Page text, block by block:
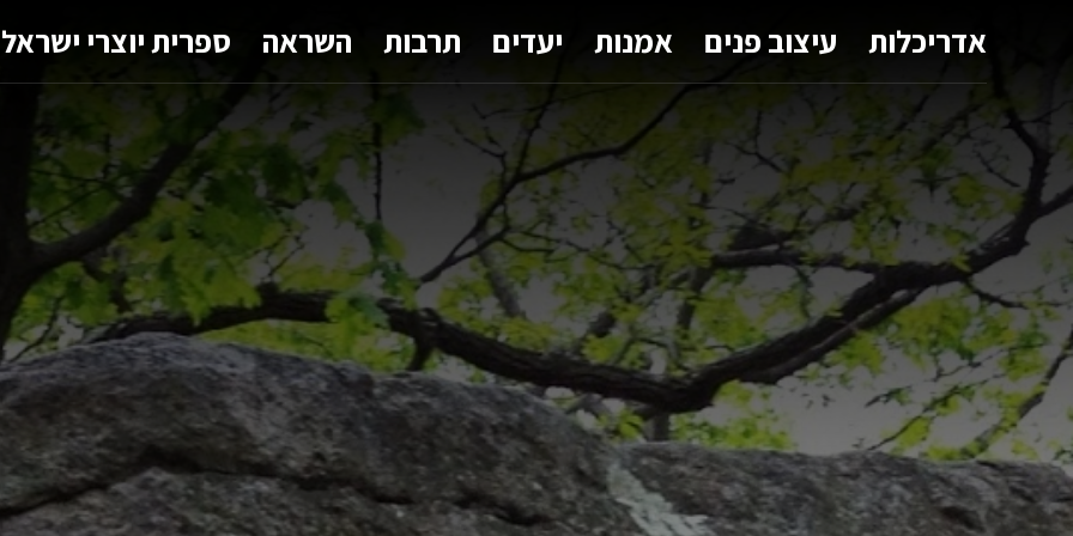
אדריכלות עיצוב פנים אמנות יעדים תרבות השראה ספרית יוצרי ישראל